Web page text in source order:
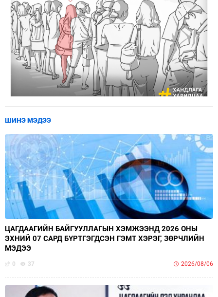
ШИНЭ МЭДЭЭ
ЦАГДААГИЙН БАЙГУУЛЛАГЫН ХЭМЖЭЭНД 2026 ОНЫ
ЭХНИЙ 07 САРД БҮРТГЭГДСЭН ГЭМТ ХЭРЭГ, ЗӨРЧЛИЙН
МЭДЭЭ
0 37 2026/08/06